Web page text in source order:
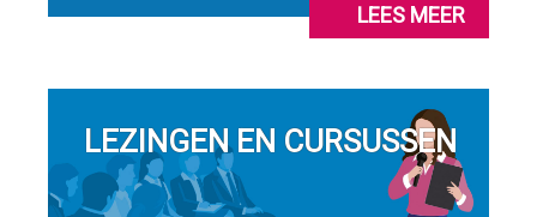
LEES MEER
LEZINGEN EN CURSUSSEN